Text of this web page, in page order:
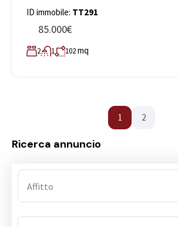
ID immobile: TT291
85.000€
2 1 102mq
1 2
Ricerca annuncio
Affitto